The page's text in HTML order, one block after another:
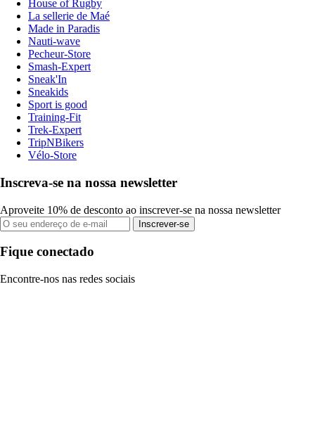
House of Rugby
La sellerie de Maé
Made in Paradis
Nauti-wave
Pecheur-Store
Smash-Expert
Sneak'In
Sneakids
Sport is good
Training-Fit
Trek-Expert
TripNBikers
Vélo-Store
Inscreva-se na nossa newsletter
Aproveite 10% de desconto ao inscrever-se na nossa newsletter
Inscrever-se
Fique conectado
Encontre-nos nas redes sociais